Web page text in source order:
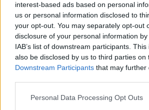
interest-based ads based on personal
us or personal information disclosed to
your opt-out. You may separately opt-out
disclosure of your personal information
IAB’s list of downstream participants.
also be disclosed by us to third parties on
Downstream Participants that may further
Personal Data Processing Opt Outs
P
E N
A
T
E J
A
J
U N T
A
P
U N T
A
P
U J A N T
E
N
E